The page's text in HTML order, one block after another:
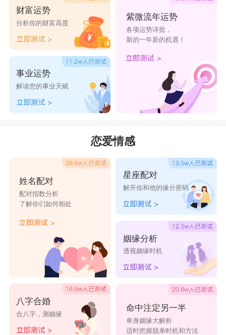
财富运势
分析你的财富高度
事业运势
解读您的事业天赋
紫微流年运势
各项运势详批，
新的一年新的机遇！
恋爱情感
姓名配对
配对指数分析
了解你们如何相处
八字合婚
合八字，测姻缘
星座配对
解开你和他的缘分密码
姻缘分析
透视姻缘时机
命中注定另一半
单身姻缘大解析
适时把握脱单时机和方法